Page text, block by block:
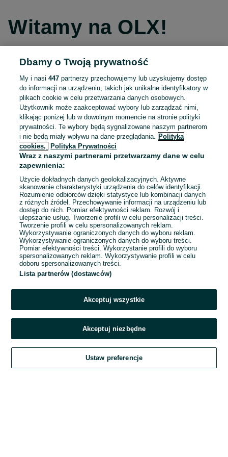
Witamy na OLX!
Kontynuuj przez Facebooka
Kontynuuj przez konto Apple
Kontynuuj przez konto Google
LUB
E-mail
Hasło
Zaloguj się
Kontynuując za pośrednictwem jednego z dostawców wskazanych powyżej,
OLX.pl w jego aktualnym brzmieniu.
Dbamy o Twoją prywatność
My i nasi447 partnerzy przechowujemy lub uzyskujemy dostęp
do informacji na urządzeniu, takich jak unikalne identyfikatory w
plikach cookie w celu przetwarzania danych osobowych.
Użytkownik może zaakceptować wybory lub zarządzać nimi,
klikając poniżej lub w dowolnym momencie na stronie polityki
prywatności. Te wybory będą sygnalizowane naszym partnerom
i nie będą miały wpływu na dane przeglądania.
Polityka
cookies,
Polityka Prywatności
Wraz z naszymi partnerami przetwarzamy dane w celu
zapewnienia:
Użycie dokładnych danych geolokalizacyjnych. Aktywne
skanowanie charakterystyki urządzenia do celów identyfikacji.
Rozumienie odbiorców dzięki statystyce lub kombinacji danych
z różnych źródeł. Przechowywanie informacji na urządzeniu lub
dostęp do nich. Pomiar efektywności reklam. Rozwój i
ulepszanie usług. Tworzenie profili w celu personalizacji treści.
Tworzenie profili w celu spersonalizowanych reklam.
Wykorzystywanie ograniczonych danych do wyboru reklam.
Wykorzystywanie ograniczonych danych do wyboru treści.
Pomiar efektywności treści. Wykorzystanie profili do wyboru
spersonalizowanych reklam. Wykorzystywanie profili w celu
doboru spersonalizowanych treści.
Lista partnerów (dostawców)
Akceptuj wszystkie
Akceptuj niezbędne
Ustaw preferencje